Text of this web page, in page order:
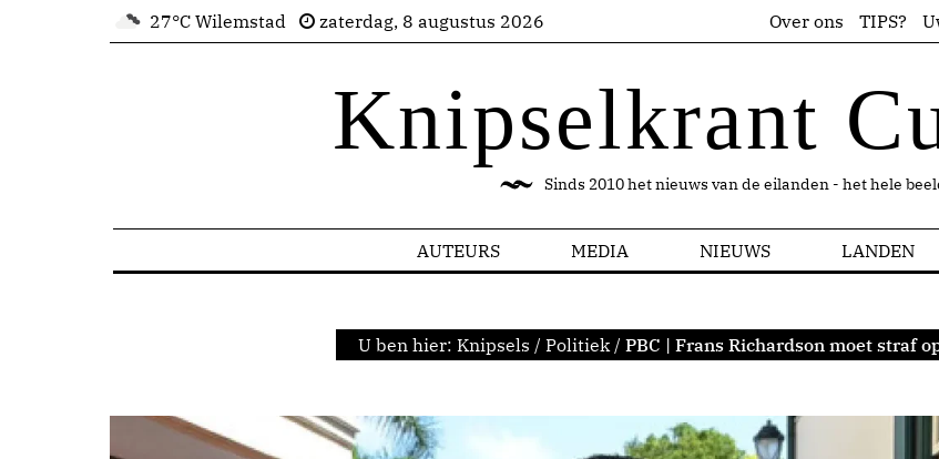
27°C Wilemstad zaterdag, 8 augustus 2026 Over ons TIPS?
Knipselkrant
Sinds 2010 het nieuws van de eilanden - het hele
AUTEURS MEDIA NIEUWS LANDEN
U ben hier: Knipsels / Politiek / PBC | Frans Richardson moet straf